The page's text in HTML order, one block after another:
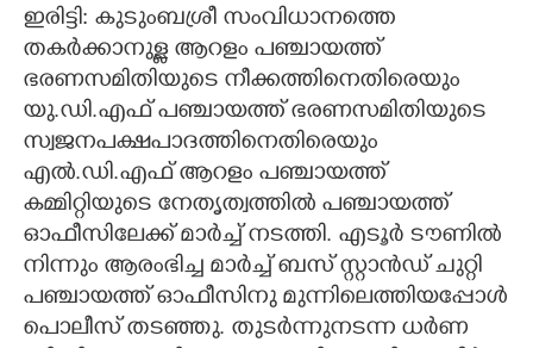
ZOOM
ഇരിട്ടി: കുടുംബശ്രീ സംവിധാനത്തെ
തകർക്കാനുള്ള ആറളം പഞ്ചായത്ത്
ഭരണസമിതിയുടെ നീക്കത്തിനെതിരെയും
യു.ഡി.എഫ് പഞ്ചായത്ത് ഭരണസമിതിയുടെ
സ്വജനപക്ഷപാദത്തിനെതിരെയും
എൽ.ഡി.എഫ് ആറളം പഞ്ചായത്ത്
കമ്മിറ്റിയുടെ നേതൃത്വത്തിൽ പഞ്ചായത്ത്
ഓഫീസിലേക്ക് മാർച്ച് നടത്തി. എടൂർ ടൗണിൽ
നിന്നും ആരംഭിച്ച മാർച്ച് ബസ് സ്റ്റാൻഡ് ചുറ്റി
പഞ്ചായത്ത് ഓഫീസിനു മുന്നിലെത്തിയപ്പോൾ
പൊലീസ് തടഞ്ഞു. തുടർന്നുനടന്ന ധർണ